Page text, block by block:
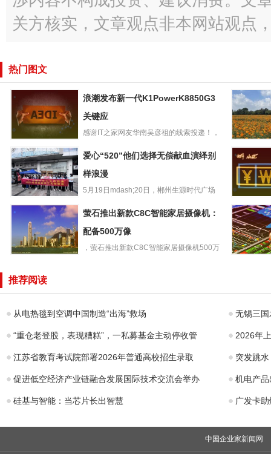
关方核实，文章观点非本网站观点
热门图文
浪潮发布新一代
K1PowerK8850G
3关键应
浪潮发布新一代K1PowerK8850G3
关键应
感谢IT之家网友华南吴彦祖的线索投递！，
共建绿美
企青年赴
地开展志
爱心“520”他们选
择无偿献血演绎
别样浪漫
爱心“520”他们选择无偿献血演绎别
样浪漫
5月19日mdash;20日，郴州生源时代广场
o手机官
内置
C8C智能家居摄
萤石推出新款C8C智能家居摄像机：
配备500万像
，萤石推出新款C8C智能家居摄像机500万
推荐阅读
从电热毯到空调中国制造“出海”救场 无锡三国
“重仓老登股，表现糟糕”，一私募基金主动停收管 2026年
江苏省教育考试院部署2026年普通高校招生录取 突发跳
促进低空经济产业链融合发展国际技术交流会举办 机电产
硅基与智能：当芯片长出智慧 广发卡
中国企业家新闻网